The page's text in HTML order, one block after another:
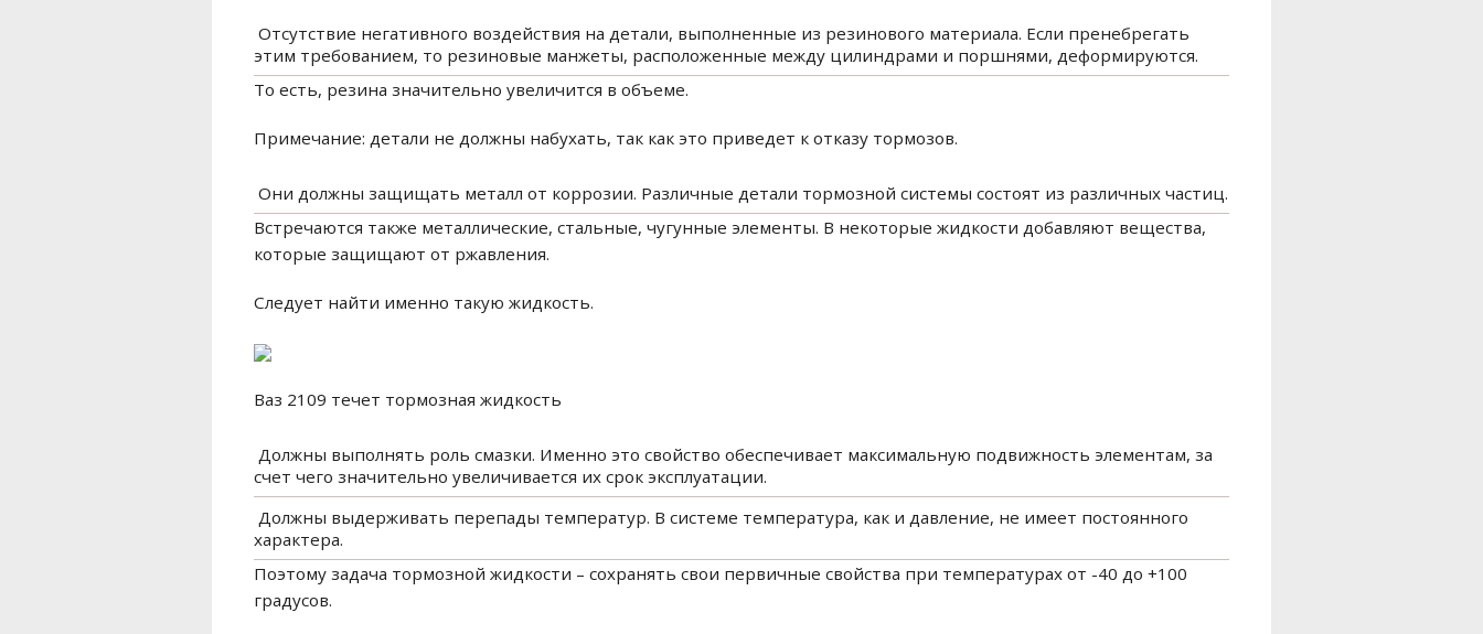
​ Отсутствие негативного воздействия на детали, выполненные из резинового материала. Если пренебрегать
этим требованием, то резиновые манжеты, расположенные между цилиндрами и поршнями, деформируются.
То есть, резина значительно увеличится в объеме.
Примечание: детали не должны набухать, так как это приведет к отказу тормозов.
​ Они должны защищать металл от коррозии. Различные детали тормозной системы состоят из различных частиц.
Встречаются также металлические, стальные, чугунные элементы. В некоторые жидкости добавляют вещества,
которые защищают от ржавления.
Следует найти именно такую жидкость.
Ваз 2109 течет тормозная жидкость
​ Должны выполнять роль смазки. Именно это свойство обеспечивает максимальную подвижность элементам, за
счет чего значительно увеличивается их срок эксплуатации.
​ Должны выдерживать перепады температур. В системе температура, как и давление, не имеет постоянного
характера.
Поэтому задача тормозной жидкости – сохранять свои первичные свойства при температурах от -40 до +100
градусов.